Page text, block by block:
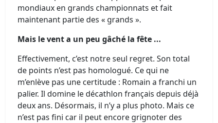
mondiaux en grands championnats et fait
maintenant partie des « grands ».
Mais le vent a un peu gâché la fête ...
Effectivement, c’est notre seul regret. Son total
de points n’est pas homologué. Ce qui ne
m’enlève pas une certitude : Romain a franchi un
palier. Il domine le décathlon français depuis déjà
deux ans. Désormais, il n’y a plus photo. Mais ce
n’est pas fini car il peut encore grignoter des